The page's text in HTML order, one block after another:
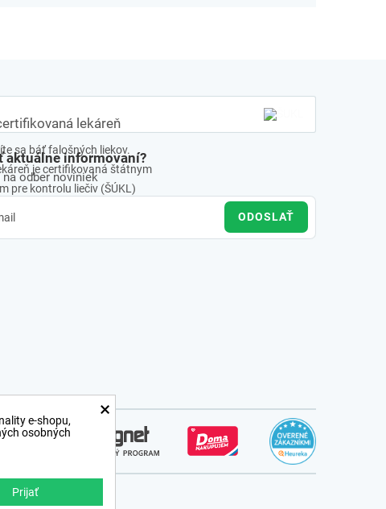
lekáreň
sa báť falošných liekov.
je certifikovaná štátnym
pre kontrolu liečiv (ŠÚKL)
aktuálne informovaní?
odber noviniek
ODOSLAŤ
×
e-shopu,
osobných
Prijať